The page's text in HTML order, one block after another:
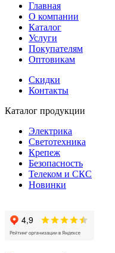
Главная
О компании
Каталог
Услуги
Покупателям
Оптовикам
Скидки
Контакты
Каталог продукции
Электрика
Светотехника
Крепеж
Безопасность
Телеком и СКС
Новинки